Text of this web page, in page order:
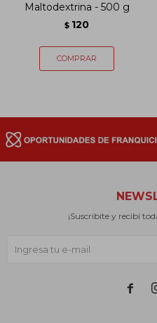
Maltodextrina - 500 g
$ 120
¡Suscribite y recibí
